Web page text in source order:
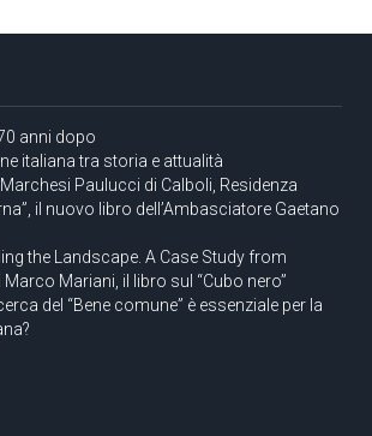
anni dopo
italiana tra storia e attualità
Marchesi Paulucci di Calboli, Residenza
il nuovo libro dell’Ambasciatore Gaetano
the Landscape. A Case Study from
Marco Mariani, il libro sul “Cubo nero”
del “Bene comune” è essenziale per la